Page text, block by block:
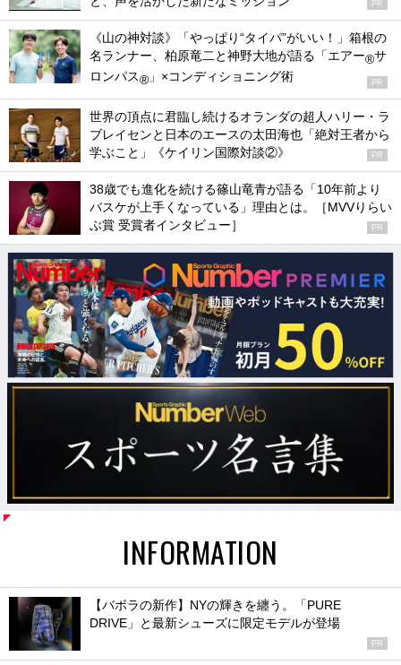
PR
《山の神対談》「やっぱり“タイパ”がいい！」箱根の
名ランナー、柏原竜二と神野大地が語る「エアー®サ
ロンパス® 」×コンディショニング術 PR
世界の頂点に君臨し続けるオランダの超人ハリー・ラ
ブレイセンと日本のエースの太田海也「絶対王者から
学ぶこと」《ケイリン国際対談②》
PR
38歳でも進化を続ける篠山竜青が語る「10年前より
バスケが上手くなっている」理由とは。［MVVりらい
ぶ賞 受賞者インタビュー］
PR
INFORMATION
【バボラの新作】NYの輝きを纏う。「PURE
DRIVE」と最新シューズに限定モデルが登場
PR